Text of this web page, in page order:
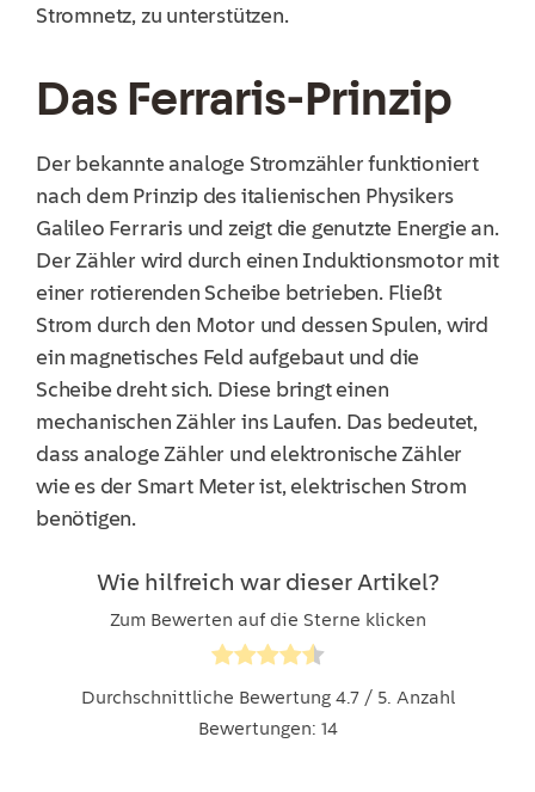
Stromnetz, zu unterstützen.
Das Ferraris-Prinzip
Der bekannte analoge Stromzähler funktioniert
nach dem Prinzip des italienischen Physikers
Galileo Ferraris und zeigt die genutzte Energie an.
Der Zähler wird durch einen Induktionsmotor mit
einer rotierenden Scheibe betrieben. Fließt
Strom durch den Motor und dessen Spulen, wird
ein magnetisches Feld aufgebaut und die
Scheibe dreht sich. Diese bringt einen
mechanischen Zähler ins Laufen. Das bedeutet,
dass analoge Zähler und elektronische Zähler
wie es der Smart Meter ist, elektrischen Strom
benötigen.
Wie hilfreich war dieser Artikel?
Zum Bewerten auf die Sterne klicken
Durchschnittliche Bewertung 4.7/ 5. Anzahl
Bewertungen: 14